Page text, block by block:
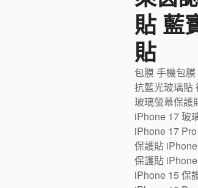
貼 藍
貼
包膜 手機包
抗藍光玻璃貼
玻璃螢幕保護
iPhone 17 玻
iPhone 17
保護貼
保護貼
iPhone 15 保